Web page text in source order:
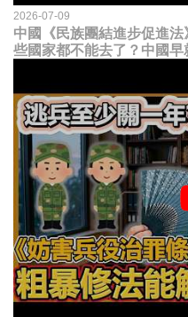
2026-07-09
中國《民族團結進步促進
些國家都不能去了？中國